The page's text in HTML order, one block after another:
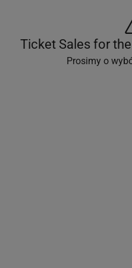
Ticket Sales for
Prosimy o